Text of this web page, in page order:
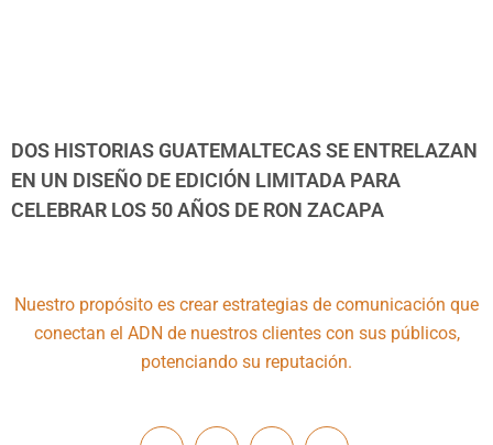
DOS HISTORIAS GUATEMALTECAS SE ENTRELAZAN
EN UN DISEÑO DE EDICIÓN LIMITADA PARA
CELEBRAR LOS 50 AÑOS DE RON ZACAPA
Nuestro propósito es crear estrategias de comunicación que
conectan el ADN de nuestros clientes con sus públicos,
potenciando su reputación.